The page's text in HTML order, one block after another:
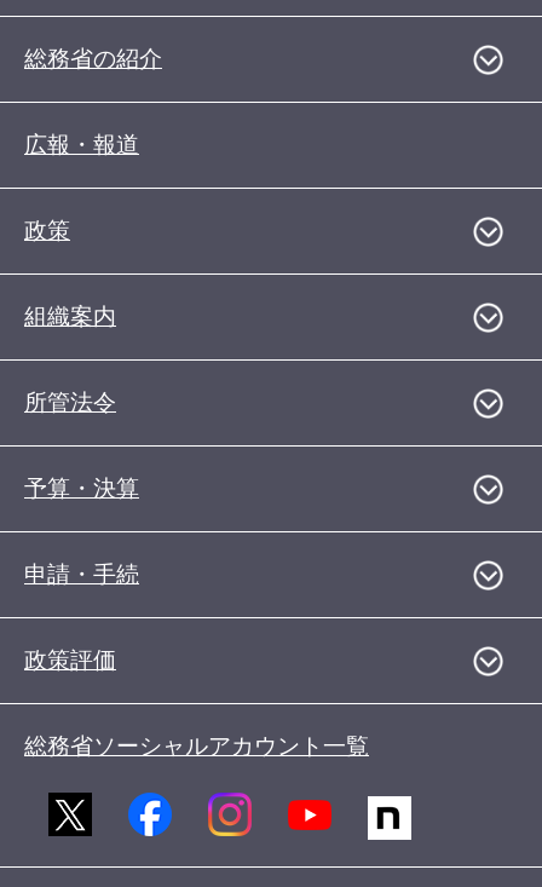
総務省の紹介
広報・報道
政策
組織案内
所管法令
予算・決算
申請・手続
政策評価
総務省ソーシャルアカウント一覧